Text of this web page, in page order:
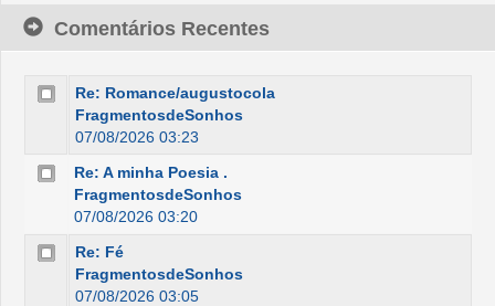
Comentários Recentes
Re: Romance/augustocola
FragmentosdeSonhos
07/08/2026 03:23
Re: A minha Poesia .
FragmentosdeSonhos
07/08/2026 03:20
Re: Fé
FragmentosdeSonhos
07/08/2026 03:05